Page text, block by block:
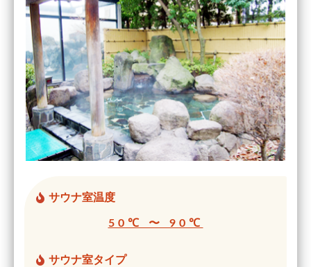
サウナ室温度
50℃ 〜 90℃
サウナ室タイプ